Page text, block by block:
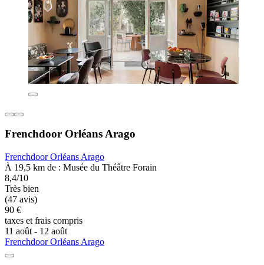
Frenchdoor Orléans Arago
Frenchdoor Orléans Arago
À 19,5 km de : Musée du Théâtre Forain
8,4/10
Très bien
(47 avis)
90 €
taxes et frais compris
11 août - 12 août
Frenchdoor Orléans Arago